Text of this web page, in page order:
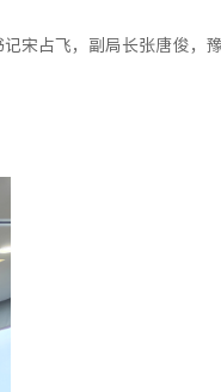
宋占飞，副局长张唐俊，